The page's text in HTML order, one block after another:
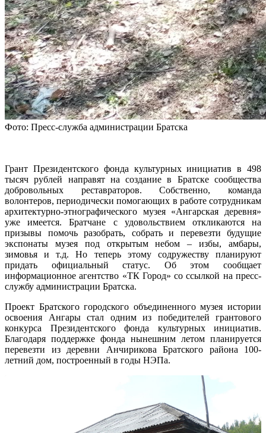
Фото: Пресс-служба администрации Братска
Грант Президентского фонда культурных инициатив в 498
тысяч рублей направят на создание в Братске сообщества
добровольных реставраторов. Собственно, команда
волонтеров, периодически помогающих в работе сотрудникам
архитектурно-этнографического музея «Ангарская деревня»
уже имеется. Братчане с удовольствием откликаются на
призывы помочь разобрать, собрать и перевезти будущие
экспонаты музея под открытым небом – избы, амбары,
зимовья и т.д. Но теперь этому содружеству планируют
придать официальный статус. Об этом сообщает
информационное агентство «ТК Город» со ссылкой на пресс-
службу администрации Братска.
Проект Братского городского объединенного музея истории
освоения Ангары стал одним из победителей грантового
конкурса Президентского фонда культурных инициатив.
Благодаря поддержке фонда нынешним летом планируется
перевезти из деревни Анчирикова Братского района 100-
летний дом, построенный в годы НЭПа.